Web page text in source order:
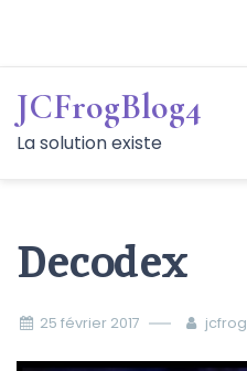
contenu
JCFrogBlog4
La solution existe
Decodex
25 février 2017 jcfrog